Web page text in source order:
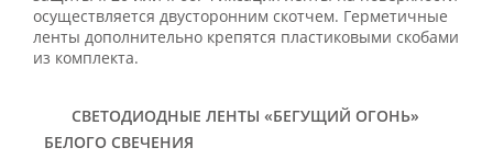
осуществляется двусторонним скотчем. Герметичные
ленты дополнительно крепятся пластиковыми скобами
из комплекта.
СВЕТОДИОДНЫЕ ЛЕНТЫ «БЕГУЩИЙ ОГОНЬ»
БЕЛОГО СВЕЧЕНИЯ